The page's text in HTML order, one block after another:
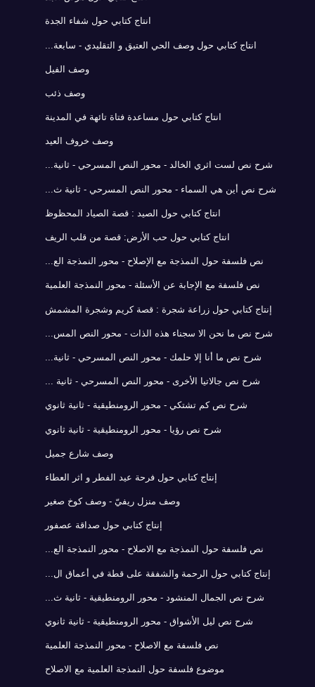
انتاج كتابي حول شفاء الجدة
انتاج كتابي حول وصف الحي العتيق و التقليدي - سابعة...
وصف الفيل
وصف ذئب
انتاج كتابي حول مساعدة فتاة تائهة في المدينة
وصف خروف العيد
شرح نص لست اثري الخالد - محور النص المسرحي - ثانية...
شرح نص أين هي السماء - محور النص المسرحي - ثانية ث...
انتاج كتابي حول الصيد : قصة الصياد المحظوظ
انتاج كتابي حول حب الأرض: قصة من قلب الريف
نص فلسفة حول النمذجة مع الإصلاح - محور النمذجة الع...
نص فلسفة مع الإجابة عن الأسئلة - محور النمذجة العلمية
إنتاج كتابي حول زراعة شجرة : قصة كريم وشجرة المشمش
شرح نص ما نحن الا سجناء هذه الذات - محور النص المس...
شرح نص ما أنا إلا حلمك - محور النص المسرحي - ثانية...
شرح نص جالاتيا الأخرى - محور النص المسرحي - ثانية ...
شرح نص كم تشتكي - محور الرومنطيقية - ثانية ثانوي
شرح نص رؤيا - محور الرومنطيقية - ثانية ثانوي
وصف شارع جميل
إنتاج كتابي حول فرحة عيد الفطر و اثر العطاء
وصف منزل ريفيّ - وصف كوخ صغير
إنتاج كتابي حول صداقة عصفور
نص فلسفة حول النمذجة مع الاصلاح - محور النمذجة الع...
إنتاج كتابي حول الرحمة والشفقة على قطة في أعماق ال...
شرح نص الجمال المنشود - محور الرومنطيقية - ثانية ث...
شرح نص ليل الأشواق - محور الرومنطيقية - ثانية ثانوي
نص فلسفة مع الاصلاح - محور النمذجة العلمية
موضوع فلسفة حول النمذجة العلمية مع الاصلاح